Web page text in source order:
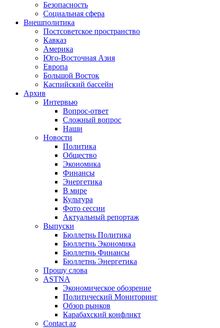
Безопасность
Социальная сфера
Внешполитика
Постсоветское пространство
Кавказ
Америка
Юго-Восточная Азия
Европа
Большой Восток
Каспийский бассейн
Архив
Интервью
Вопрос-ответ
Сложный вопрос
Наши
Новости
Политика
Общество
Экономика
Финансы
Энергетика
В мире
Культура
Фото сессии
Актуальный репортаж
Выпуски
Бюллетнь Политика
Бюллетнь Экономика
Бюллетнь Финансы
Бюллетнь Энергетика
Прошу слова
ASTNA
Экономическое обозрение
Политический Мониторинг
Обзор рынков
Карабахский конфликт
Contact az